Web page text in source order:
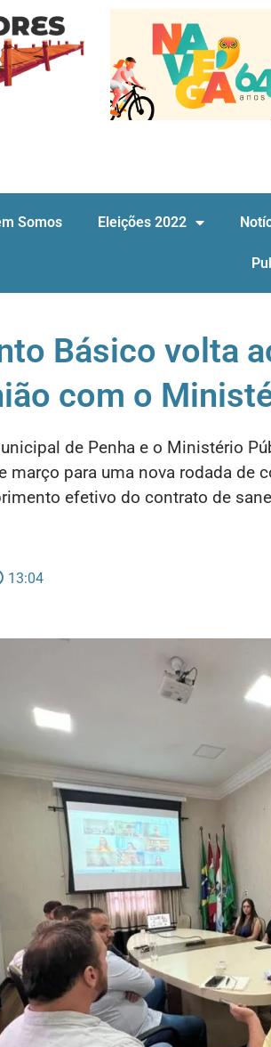
Somos Eleições 2022
Básico volta
com o
de Penha e o Ministério
março para uma nova rodada de
efetivo do contrato de
13:04